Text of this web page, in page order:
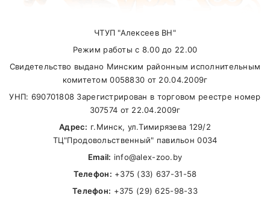
ЧТУП "Алексеев ВН"
Режим работы с 8.00 до 22.00
Свидетельство выдано Минским районным исполнительным
комитетом 0058830 от 20.04.2009г
УНП: 690701808 Зарегистрирован в торговом реестре номер
307574 от 22.04.2009г
Адрес: г.Минск, ул.Тимирязева 129/2
ТЦ"Продовольственный" павильон 0034
Email: info@alex-zoo.by
Телефон: +375 (33) 637-31-58
Телефон: +375 (29) 625-98-33